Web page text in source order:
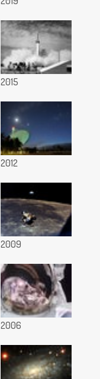
2015
2012
2009
2006